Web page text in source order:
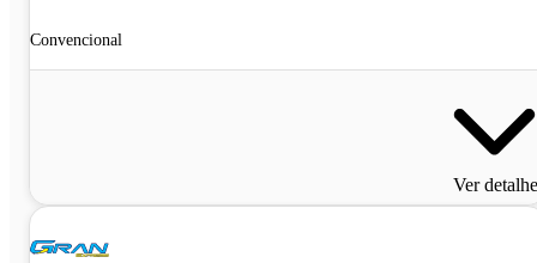
Convencional
Ver